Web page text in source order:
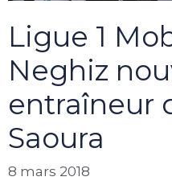
Ligue 1
Neghiz
entraîneur
Saoura
8 mars 2018